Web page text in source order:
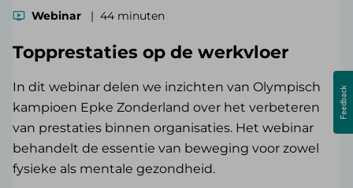
Webinar 44 minuten
Topprestaties op de werkvloer
In dit webinar delen we inzichten van Olympisch
kampioen Epke Zonderland over het verbeteren
van prestaties binnen organisaties. Het webinar
behandelt de essentie van beweging voor zowel
fysieke als mentale gezondheid.